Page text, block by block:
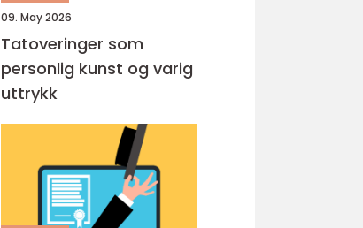
09. May 2026
Tatoveringer som
personlig kunst og varig
uttrykk